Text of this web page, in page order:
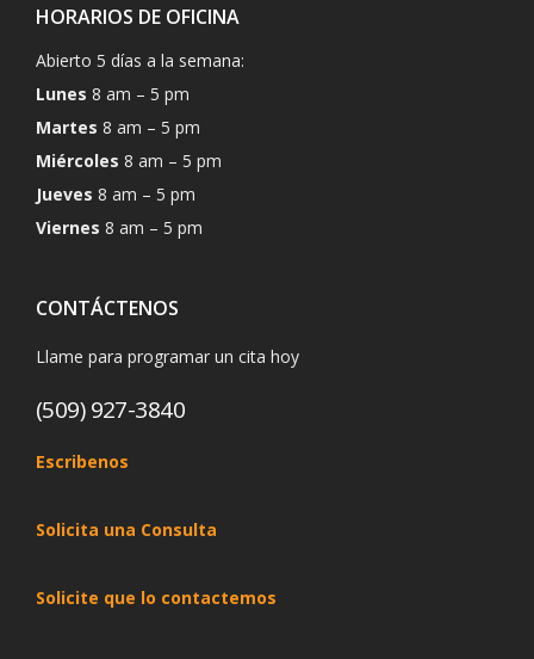
HORARIOS DE OFICINA
Abierto 5 días a la semana:
Lunes 8 am – 5 pm
Martes 8 am – 5 pm
Miércoles 8 am – 5 pm
Jueves 8 am – 5 pm
Viernes 8 am – 5 pm
CONTÁCTENOS
Llame para programar un cita hoy
(509) 927-3840
Escribenos
Solicita una Consulta
Solicite que lo contactemos